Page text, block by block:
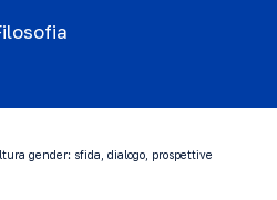
gender: sfida, dialogo, prospettive